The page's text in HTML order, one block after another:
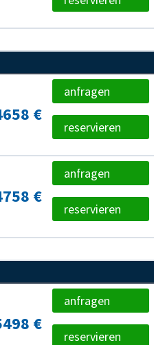
€
anfragen
reservieren
€
anfragen
reservieren
€
anfragen
reservieren